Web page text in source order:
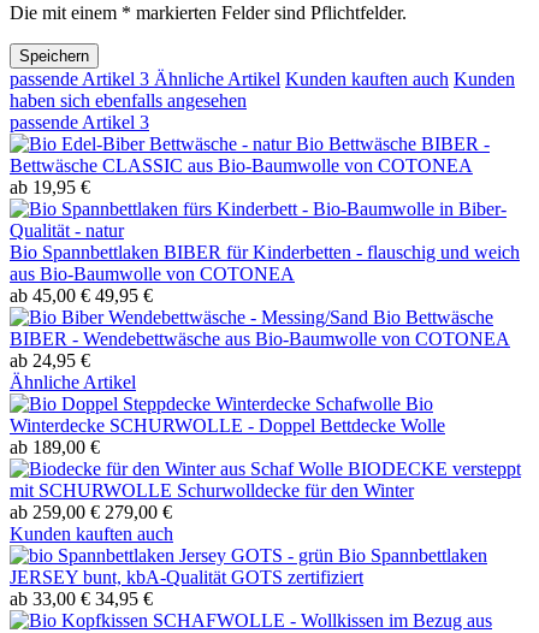
Die mit einem * markierten Felder sind Pflichtfelder.
Speichern
passende Artikel 3 Ähnliche Artikel Kunden kauften auch Kunden
haben sich ebenfalls angesehen
passende Artikel 3
Bio Bettwäsche BIBER -
Bettwäsche CLASSIC aus Bio-Baumwolle von COTONEA
ab 19,95 €
Bio Spannbettlaken BIBER für Kinderbetten - flauschig und weich
aus Bio-Baumwolle von COTONEA
ab 45,00 € 49,95 €
Bio Bettwäsche
BIBER - Wendebettwäsche aus Bio-Baumwolle von COTONEA
ab 24,95 €
Ähnliche Artikel
Bio
Winterdecke SCHURWOLLE - Doppel Bettdecke Wolle
ab 189,00 €
BIODECKE versteppt
mit SCHURWOLLE Schurwolldecke für den Winter
ab 259,00 € 279,00 €
Kunden kauften auch
Bio Spannbettlaken
JERSEY bunt, kbA-Qualität GOTS zertifiziert
ab 33,00 € 34,95 €